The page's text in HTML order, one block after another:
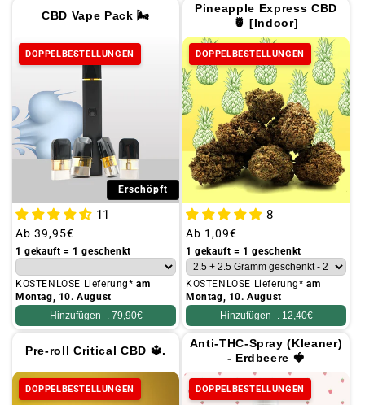
CBD Vape Pack 🌬️
DOPPELBESTELLUNGEN
Erschöpft
11
Üblicher
Preis
Ab 39,95€
1 gekauft = 1 geschenkt
KOSTENLOSE Lieferung*am
Montag, 10. August
Hinzufügen -. 79,90€
Pineapple Express CBD
🍍 [Indoor]
DOPPELBESTELLUNGEN
8
Üblicher
Preis
Ab 1,09€
1 gekauft = 1 geschenkt
KOSTENLOSE Lieferung*am
Montag, 10. August
Hinzufügen -. 12,40€
Pre-roll Critical CBD 🔱.
DOPPELBESTELLUNGEN
Anti-THC-Spray (Kleaner)
- Erdbeere 🍓
DOPPELBESTELLUNGEN